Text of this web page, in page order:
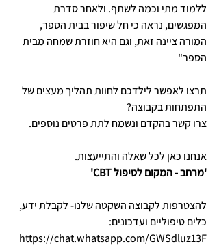
ללמוד מתי וכמה לשתף. ולאחר סדרת
המפגשים, נראה כי חל שיפור בבית הספר,
המורה ציינה זאת, וגם היא חוזרת שמחה מבית
הספר"
תרצו לאפשר לילדכם לחוות תהליך מעצים של
התפתחות בקבוצה?
צרו קשר בהקדם ונשמח לתת פרטים נוספים.
אנחנו כאן לכל שאלה והתייעצות.
'מרחב - המקום לטיפול CBT'
להצטרפות לקבוצה השקטה שלנו- לקבלת ידע,
כלים טיפוליים ועדכונים:
https://chat.whatsapp.com/GWSdluz13F